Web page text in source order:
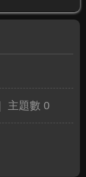
主題數 0